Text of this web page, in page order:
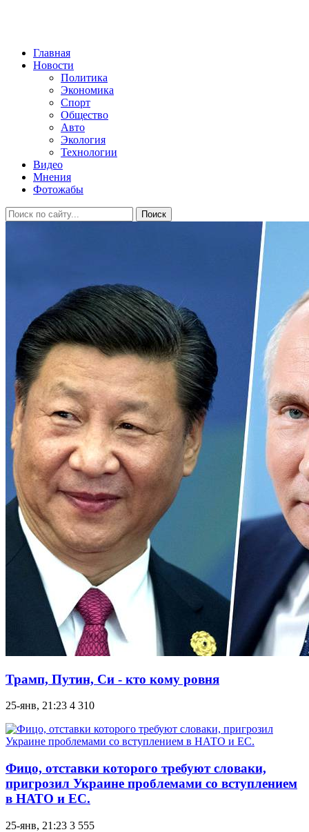
Главная
Новости
Политика
Экономика
Спорт
Общество
Авто
Экология
Технологии
Видео
Мнения
Фотожабы
Поиск
Трамп, Путин, Си - кто кому ровня
25-янв, 21:23 4 310
Фицо, отставки которого требуют словаки,
пригрозил Украине проблемами со вступлением
в НАТО и ЕС.
25-янв, 21:23 3 555